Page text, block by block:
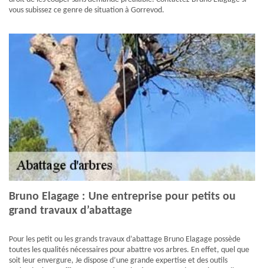
vous subissez ce genre de situation à Gorrevod.
Bruno Elagage : Une entreprise pour petits ou
grand travaux d’abattage
Pour les petit ou les grands travaux d’abattage Bruno Elagage possède
toutes les qualités nécessaires pour abattre vos arbres. En effet, quel que
soit leur envergure, Je dispose d’une grande expertise et des outils